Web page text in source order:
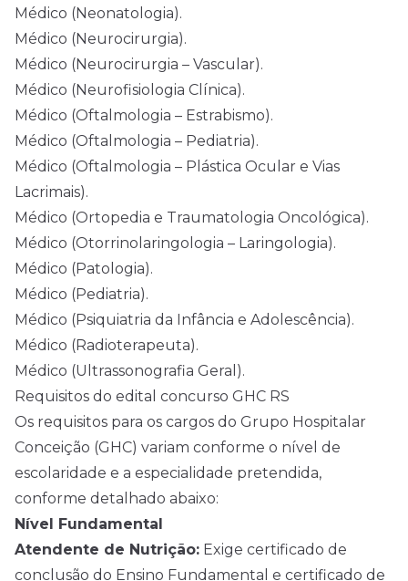
Médico (Neonatologia).
Médico (Neurocirurgia).
Médico (Neurocirurgia – Vascular).
Médico (Neurofisiologia Clínica).
Médico (Oftalmologia – Estrabismo).
Médico (Oftalmologia – Pediatria).
Médico (Oftalmologia – Plástica Ocular e Vias
Lacrimais).
Médico (Ortopedia e Traumatologia Oncológica).
Médico (Otorrinolaringologia – Laringologia).
Médico (Patologia).
Médico (Pediatria).
Médico (Psiquiatria da Infância e Adolescência).
Médico (Radioterapeuta).
Médico (Ultrassonografia Geral).
Requisitos do edital concurso GHC RS
Os requisitos para os cargos do Grupo Hospitalar
Conceição (GHC) variam conforme o nível de
escolaridade e a especialidade pretendida,
conforme detalhado abaixo:
Nível Fundamental
Atendente de Nutrição: Exige certificado de
conclusão do Ensino Fundamental e certificado de